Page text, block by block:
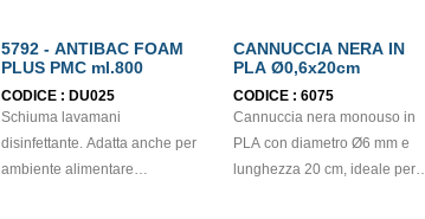
5792 - ANTIBAC FOAM
PLUS PMC ml.800
CODICE : DU025
Schiuma lavamani
disinfettante. Adatta anche per
ambiente alimentare
CANNUCCIA NERA IN
PLA Ø0,6x20cm
CODICE : 6075
Cannuccia nera monouso in
PLA con diametro Ø6 mm e
lunghezza 20 cm, ideale per il